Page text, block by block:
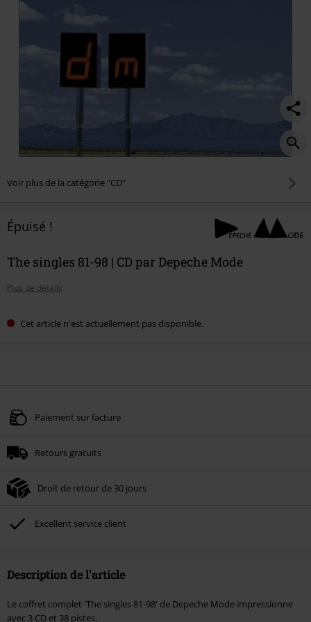
Voir plus de la catégorie "CD"
Épuisé !
The singles 81-98 | CD par Depeche Mode
Plus de détails
Cet article n'est actuellement pas disponible.
Paiement sur facture
Retours gratuits
Droit de retour de 30 jours
Excellent service client
Description de l'article
Le coffret complet 'The singles 81-98' de Depeche Mode impressionne
avec 3 CD et 38 pistes.